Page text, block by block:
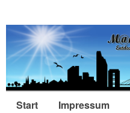
Start Impressum